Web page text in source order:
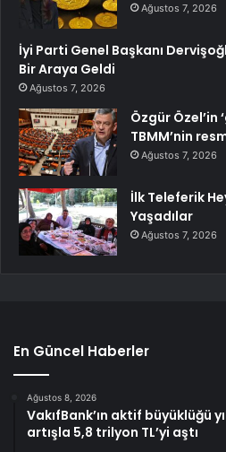
Ağustos 7, 2026
İyi Parti Genel Başkanı
Bir Araya Geldi
Ağustos 7, 2026
Özgür Özel’in
TBMM’nin
Ağustos 7, 2026
İlk Teleferik
Yaşadılar
Ağustos 7, 2026
En Güncel Haberler
Ağustos 8, 2026
VakıfBank’ın aktif büyüklüğü
artışla 5,8 trilyon TL’yi aştı